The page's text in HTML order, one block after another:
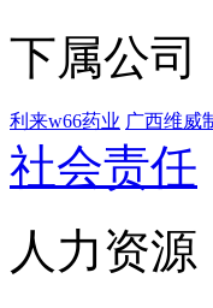
下属公司
利来w66药业 广西维威
社会责任
人力资源